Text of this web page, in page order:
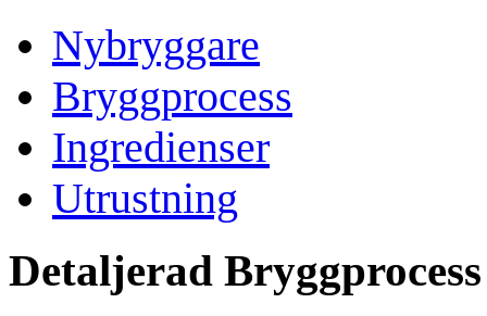
Nybryggare
Bryggprocess
Ingredienser
Utrustning
Detaljerad Bryggprocess